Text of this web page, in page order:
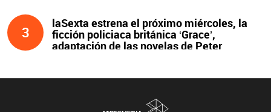
3
laSexta estrena el próximo miércoles, la
ficción policiaca británica ‘Grace’,
adaptación de las novelas de Peter